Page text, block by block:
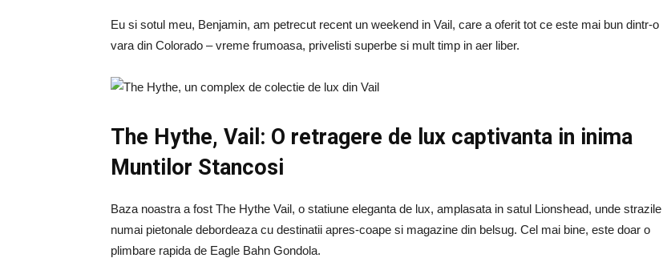
Eu si sotul meu, Benjamin, am petrecut recent un weekend in Vail, care a oferit tot ce este mai bun dintr-o
vara din Colorado – vreme frumoasa, privelisti superbe si mult timp in aer liber.
The Hythe, Vail: O retragere de lux captivanta in inima
Muntilor Stancosi
Baza noastra a fost The Hythe Vail, o statiune eleganta de lux, amplasata in satul Lionshead, unde strazile
numai pietonale debordeaza cu destinatii apres-coape si magazine din belsug. Cel mai bine, este doar o
plimbare rapida de Eagle Bahn Gondola.